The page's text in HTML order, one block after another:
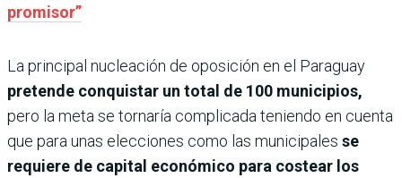
promisor”
La principal nucleación de oposición en el Paraguay
pretende conquistar un total de 100 municipios,
pero la meta se tornaría complicada teniendo en cuenta
que para unas elecciones como las municipales se
requiere de capital económico para costear los